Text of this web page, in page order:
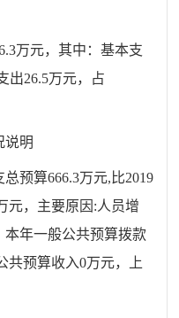
万元，其中：基本支
出26.5万元，占
说明
总预算666.3万元, 比2019
元，主要原因 :人员增
本年一般公共预算拨款
共预算收入0万元，上